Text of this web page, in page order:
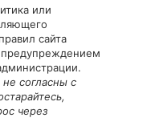
или
сайта
предупреждением
согласны с
через